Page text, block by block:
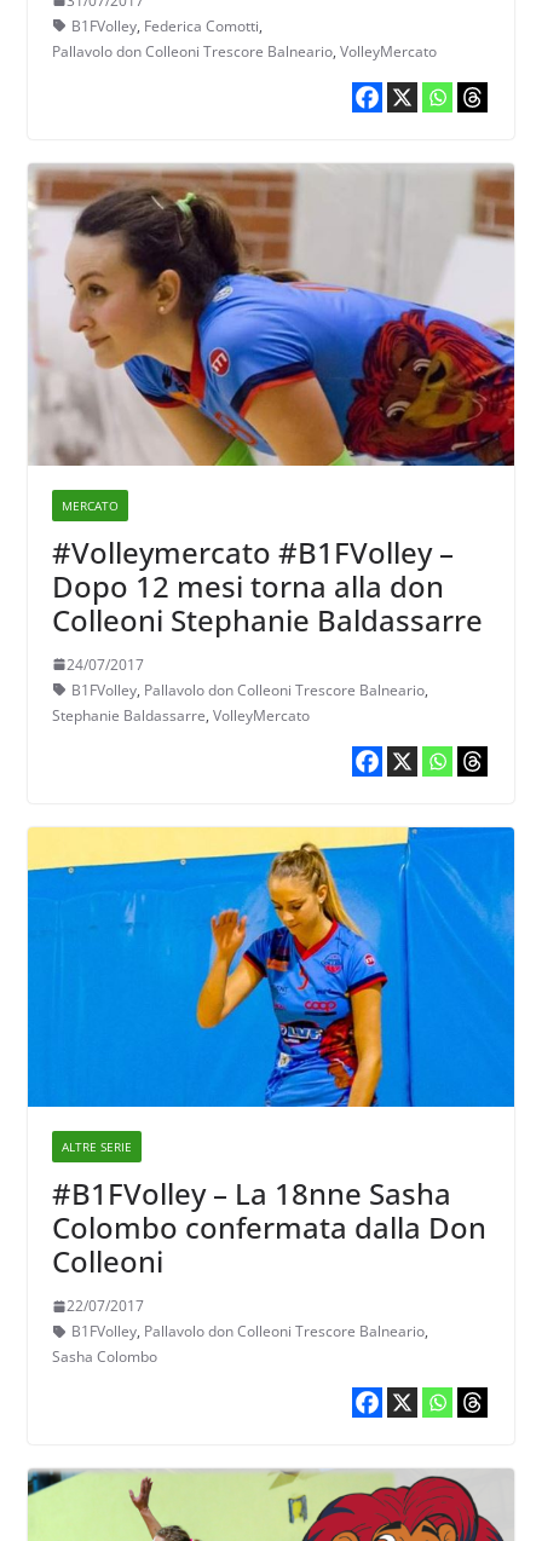
B1FVolley, Federica Comotti,
Pallavolo don Colleoni Trescore Balneario, VolleyMercato
MERCATO
#Volleymercato #B1FVolley –
Dopo 12 mesi torna alla don
Colleoni Stephanie Baldassarre
24/07/2017
B1FVolley, Pallavolo don Colleoni Trescore Balneario,
Stephanie Baldassarre, VolleyMercato
ALTRE SERIE
#B1FVolley – La 18nne Sasha
Colombo confermata dalla Don
Colleoni
22/07/2017
B1FVolley, Pallavolo don Colleoni Trescore Balneario,
Sasha Colombo